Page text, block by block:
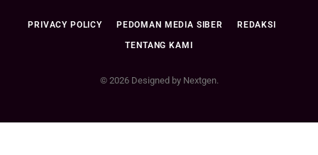
PRIVACY POLICY PEDOMAN MEDIA SIBER REDAKSI
TENTANG KAMI
© 2026 Designed by Nextgen.